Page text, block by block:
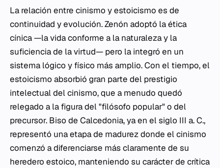
La relación entre cinismo y estoicismo es de
continuidad y evolución. Zenón adoptó la ética
cínica —la vida conforme a la naturaleza y la
suficiencia de la virtud— pero la integró en un
sistema lógico y físico más amplio. Con el tiempo, el
estoicismo absorbió gran parte del prestigio
intelectual del cinismo, que a menudo quedó
relegado a la figura del "filósofo popular" o del
precursor. Biso de Calcedonia, ya en el siglo III a. C.,
representó una etapa de madurez donde el cinismo
comenzó a diferenciarse más claramente de su
heredero estoico, manteniendo su carácter de crítica